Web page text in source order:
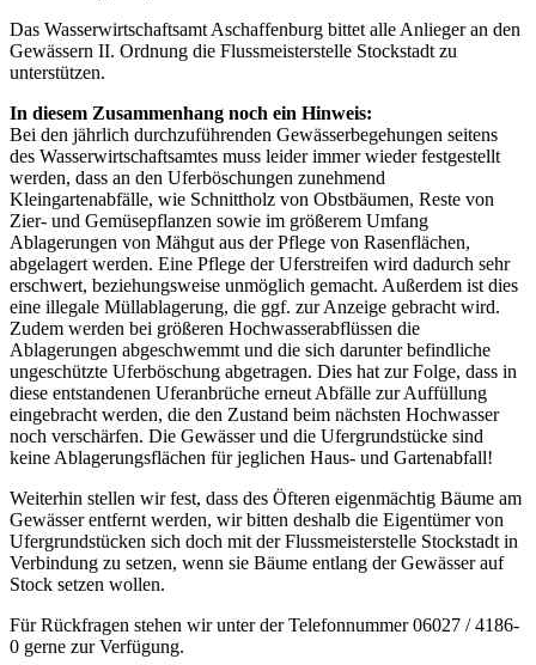
Das Wasserwirtschaftsamt Aschaffenburg bittet alle Anlieger an den
Gewässern II. Ordnung die Flussmeisterstelle Stockstadt zu
unterstützen.
In diesem Zusammenhang noch ein Hinweis:
Bei den jährlich durchzuführenden Gewässerbegehungen seitens
des Wasserwirtschaftsamtes muss leider immer wieder festgestellt
werden, dass an den Uferböschungen zunehmend
Kleingartenabfälle, wie Schnittholz von Obstbäumen, Reste von
Zier- und Gemüsepflanzen sowie im größerem Umfang
Ablagerungen von Mähgut aus der Pflege von Rasenflächen,
abgelagert werden. Eine Pflege der Uferstreifen wird dadurch sehr
erschwert, beziehungsweise unmöglich gemacht. Außerdem ist dies
eine illegale Müllablagerung, die ggf. zur Anzeige gebracht wird.
Zudem werden bei größeren Hochwasserabflüssen die
Ablagerungen abgeschwemmt und die sich darunter befindliche
ungeschützte Uferböschung abgetragen. Dies hat zur Folge, dass in
diese entstandenen Uferanbrüche erneut Abfälle zur Auffüllung
eingebracht werden, die den Zustand beim nächsten Hochwasser
noch verschärfen. Die Gewässer und die Ufergrundstücke sind
keine Ablagerungsflächen für jeglichen Haus- und Gartenabfall!
Weiterhin stellen wir fest, dass des Öfteren eigenmächtig Bäume am
Gewässer entfernt werden, wir bitten deshalb die Eigentümer von
Ufergrundstücken sich doch mit der Flussmeisterstelle Stockstadt in
Verbindung zu setzen, wenn sie Bäume entlang der Gewässer auf
Stock setzen wollen.
Für Rückfragen stehen wir unter der Telefonnummer 06027 / 4186-
0 gerne zur Verfügung.